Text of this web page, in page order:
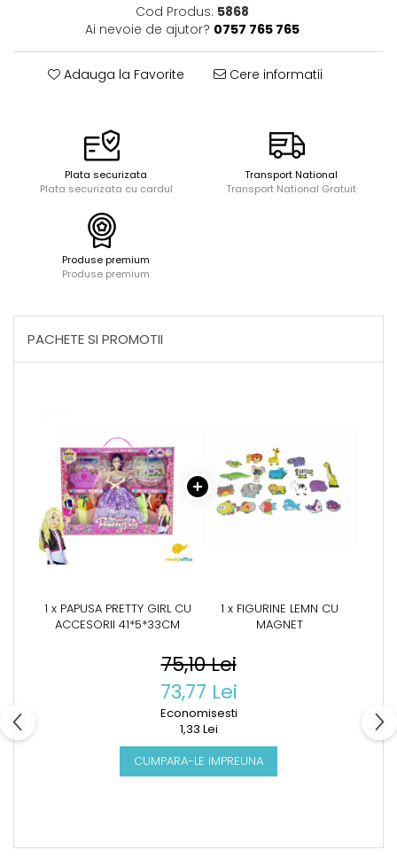
Carti si caiete de colorat 5%
Rigle si Instrumente geometrie
Carti si caiete de colorat 11%
Seturi de bucatarie si curatenie
Seturi de joaca doctor
Cod Produs: 5868
Ai nevoie de ajutor? 0757 765 765
Adauga la Favorite Cere informatii
Plata securizata
Plata securizata cu cardul
Transport National
Transport National Gratuit
Produse premium
Produse premium
PACHETE SI PROMOTII
1 x PAPUSA PRETTY GIRL CU
ACCESORII 41*5*33CM
1 x FIGURINE LEMN CU
MAGNET
75,10 Lei
73,77 Lei
Economisesti
1,33 Lei
CUMPARA-LE IMPREUNA